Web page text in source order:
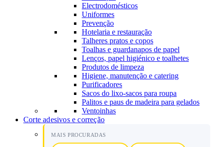
Electrodomésticos
Uniformes
Prevenção
Hotelaria e restauração
Talheres pratos e copos
Toalhas e guardanapos de papel
Lenços, papel higiénico e toalhetes
Produtos de limpeza
Higiene, manutenção e catering
Purificadores
Sacos do lixo-sacos para roupa
Palitos e paus de madeira para gelados
Ventoinhas
Corte adesivos e correção
MAIS PROCURADAS